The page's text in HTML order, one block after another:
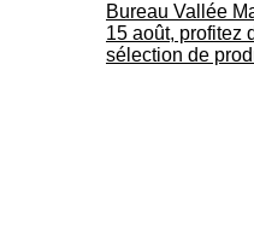
Bureau Vallée
15 août, profitez
sélection de